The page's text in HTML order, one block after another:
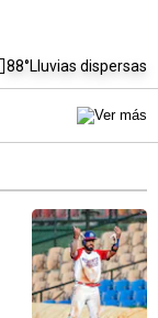
88°Lluvias dispersas